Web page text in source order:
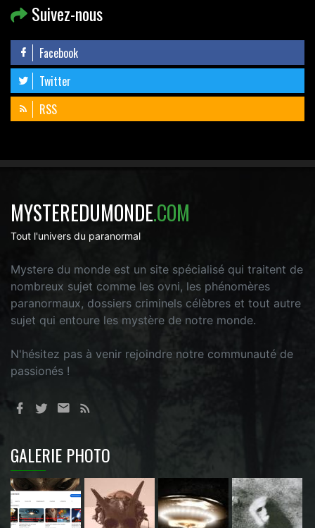
Suivez-nous
Facebook
Twitter
RSS
MYSTEREDUMONDE.COM
Tout l'univers du paranormal
Mystere du monde est un site spécialisé qui traitent de
nombreux sujet comme les ovni, les phénomères
paranormaux, dossiers criminels célèbres et tout autre
sujet qui entoure les mystère de notre monde.
N'hésitez pas à venir rejoindre notre communauté de
passionés !
GALERIE PHOTO